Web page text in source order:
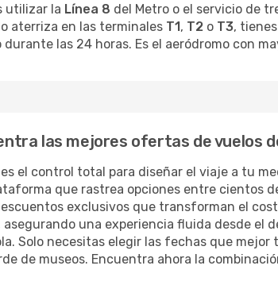
utilizar la Línea 8 del Metro o el servicio de
aterriza en las terminales T1, T2 o T3,
durante las 24 horas. Es el aeródromo con
las mejores ofertas de vuelos
el control total para diseñar el viaje a tu
que rastrea opciones entre cientos
exclusivos que transforman el
asegurando una experiencia fluida desde el
Solo necesitas elegir las fechas que
de museos. Encuentra ahora la